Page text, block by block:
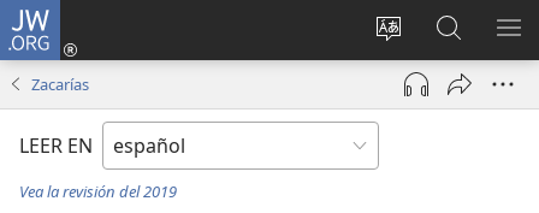
JW.ORG
Cambiar
idioma
del sitio
Iniciar
sesión
(abre
nueva
en
jw.org
Zacarías
LEER EN
Vea la revisión del 2019